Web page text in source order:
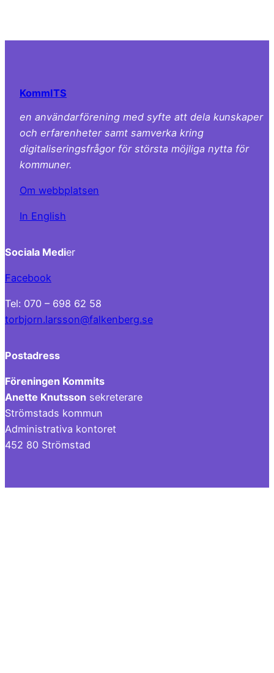
KommITS
en användarförening med syfte att dela kunskaper
och erfarenheter samt samverka kring
digitaliseringsfrågor för största möjliga nytta för
kommuner.
Om webbplatsen
In English
Sociala Medier
Facebook
Tel: 070 – 698 62 58
torbjorn.larsson@falkenberg.se
Postadress
Föreningen Kommits
Anette Knutsson sekreterare
Strömstads kommun
Administrativa kontoret
452 80 Strömstad